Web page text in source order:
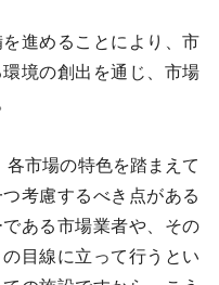
進めることにより、市
境の創出を通じ、市場
市場の特色を踏まえて
考慮するべき点がある
ある市場業者や、その
目線に立って行うとい